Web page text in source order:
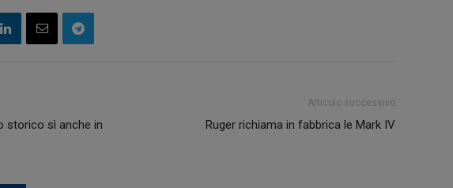
storico sì anche in
Articolo successivo
Ruger richiama in fabbrica le Mark IV